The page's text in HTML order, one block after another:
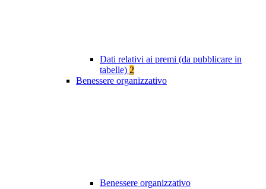
Dati relativi ai premi (da pubblicare in
tabelle) 2
Benessere organizzativo
Benessere organizzativo